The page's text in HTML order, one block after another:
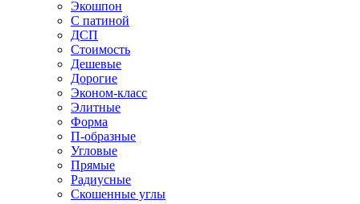
Экошпон
С патиной
ДСП
Стоимость
Дешевые
Дорогие
Эконом-класс
Элитные
Форма
П-образные
Угловые
Прямые
Радиусные
Скошенные углы